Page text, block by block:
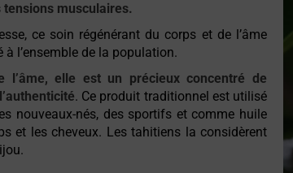
musculaires.
ce soin régénérant du corps et de l’âme
à l’ensemble de la population.
l’âme, elle est un précieux concentré de
. Ce produit traditionnel est utilisé
nouveaux-nés, des sportifs et comme huile
et les cheveux. Les tahitiens la considèrent